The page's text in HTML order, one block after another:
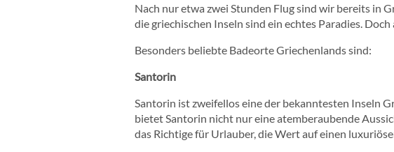
Nach nur etwa zwei Stunden Flug sind wir bereits in
die griechischen Inseln sind ein echtes Paradies.
Besonders beliebte Badeorte Griechenlands sind:
Santorin
Santorin ist zweifellos eine der bekanntesten Inseln
bietet Santorin nicht nur eine atemberaubende
das Richtige für Urlauber, die Wert auf einen